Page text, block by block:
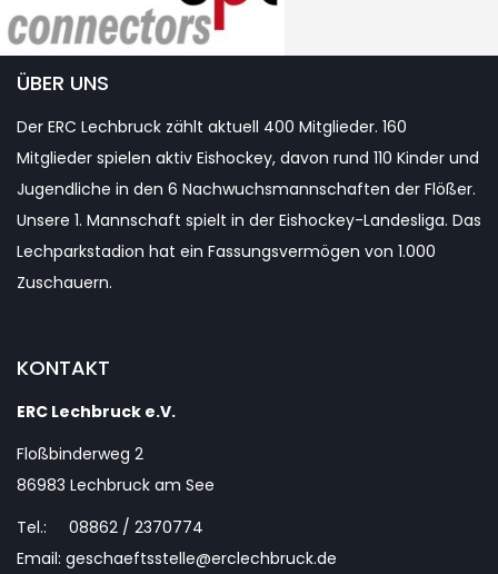
ÜBER UNS
Der ERC Lechbruck zählt aktuell 400 Mitglieder. 160
Mitglieder spielen aktiv Eishockey, davon rund 110 Kinder und
Jugendliche in den 6 Nachwuchsmannschaften der Flößer.
Unsere 1. Mannschaft spielt in der Eishockey-Landesliga. Das
Lechparkstadion hat ein Fassungsvermögen von 1.000
Zuschauern.
KONTAKT
ERC Lechbruck e.V.
Floßbinderweg 2
86983 Lechbruck am See
Tel.: 08862 / 2370774
Email: geschaeftsstelle@erclechbruck.de